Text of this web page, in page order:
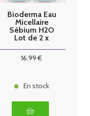
Bioderma Eau
Micellaire
Sébium H2O
Lot de 2 x
16.99 €
En stock